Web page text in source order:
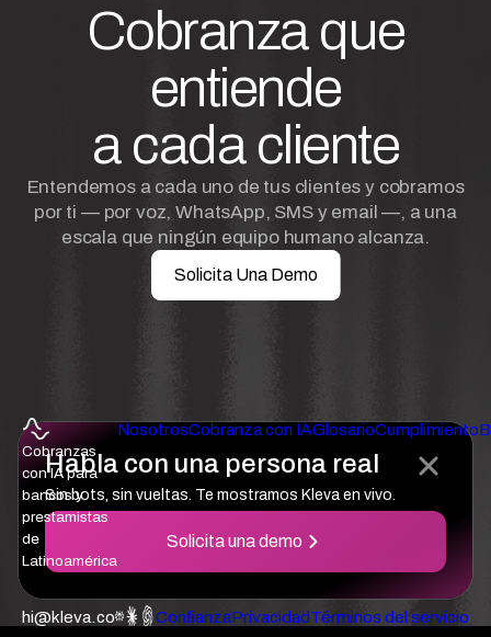
Habla con una persona real
Sin bots, sin vueltas. Te mostramos Kleva en vivo.
Solicita una demo
Cobranza que
entiende
a cada cliente
Entendemos a cada uno de tus clientes y cobramos
por ti — por voz, WhatsApp, SMS y email —, a una
escala que ningún equipo humano alcanza.
Solicita Una Demo
Cobranzas
con IA para
bancos y
prestamistas
de
Latinoamérica
NosotrosCobranza con IAGlosarioCumplimiento
hi@kleva.co ConfianzaPrivacidadTérminos del servicio